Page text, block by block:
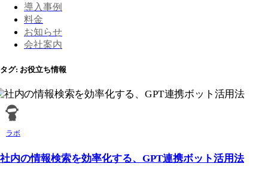
導入事例
料金
お知らせ
会社案内
タグ: お役立ち情報
ラボ
社内の情報検索を効率化する、GPT連携ボット活用法